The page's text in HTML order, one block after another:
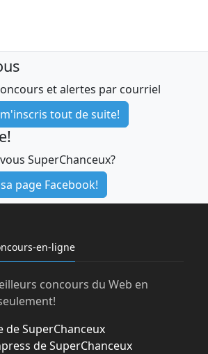
et alertes par courriel
m'inscris tout de suite!
SuperChanceux?
page Facebook!
en-ligne
concours du Web en
de SuperChanceux
de SuperChanceux